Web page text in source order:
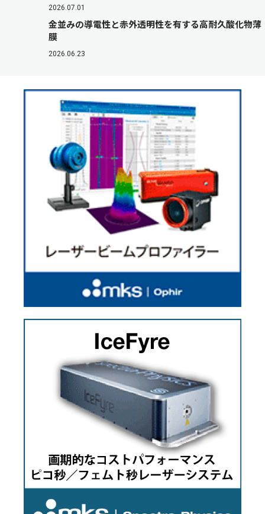
2026.07.01
金並みの導電性と赤外透明性を有する高耐久酸化物薄
膜
2026.06.23